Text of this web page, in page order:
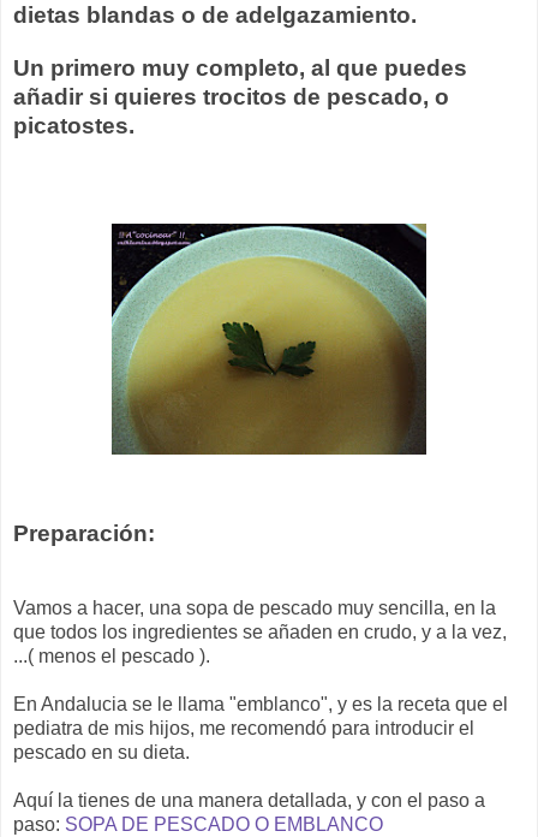
dietas blandas o de adelgazamiento.
Un primero muy completo, al que puedes
añadir si quieres trocitos de pescado, o
picatostes.
Preparación:
Vamos a hacer, una sopa de pescado muy sencilla, en la
que todos los ingredientes se añaden en crudo, y a la vez,
...( menos el pescado ).
En Andalucia se le llama "emblanco", y es la receta que el
pediatra de mis hijos, me recomendó para introducir el
pescado en su dieta.
Aquí la tienes de una manera detallada, y con el paso a
paso: SOPA DE PESCADO O EMBLANCO